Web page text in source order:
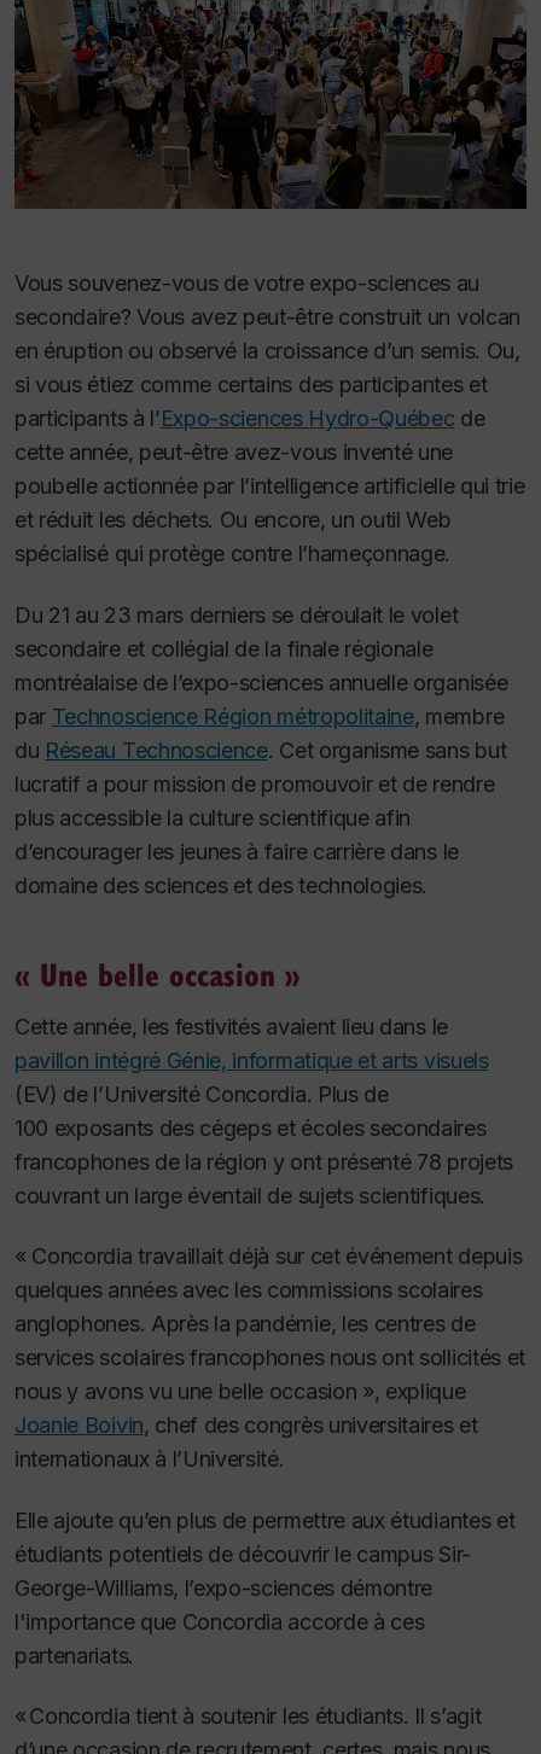
Vous souvenez-vous de votre expo-sciences au
secondaire? Vous avez peut-être construit un volcan
en éruption ou observé la croissance d’un semis. Ou,
si vous étiez comme certains des participantes et
participants à l’Expo-sciences Hydro-Québec de
cette année, peut-être avez-vous inventé une
poubelle actionnée par l’intelligence artificielle qui trie
et réduit les déchets. Ou encore, un outil Web
spécialisé qui protège contre l’hameçonnage.
Du 21 au 23 mars derniers se déroulait le volet
secondaire et collégial de la finale régionale
montréalaise de l’expo-sciences annuelle organisée
par Technoscience Région métropolitaine, membre
du Réseau Technoscience. Cet organisme sans but
lucratif a pour mission de promouvoir et de rendre
plus accessible la culture scientifique afin
d’encourager les jeunes à faire carrière dans le
domaine des sciences et des technologies.
« Une belle occasion »
Cette année, les festivités avaient lieu dans le
pavillon intégré Génie, informatique et arts visuels
(EV) de l’Université Concordia. Plus de
100 exposants des cégeps et écoles secondaires
francophones de la région y ont présenté 78 projets
couvrant un large éventail de sujets scientifiques.
« Concordia travaillait déjà sur cet événement depuis
quelques années avec les commissions scolaires
anglophones. Après la pandémie, les centres de
services scolaires francophones nous ont sollicités et
nous y avons vu une belle occasion », explique
Joanie Boivin, chef des congrès universitaires et
internationaux à l’Université.
Elle ajoute qu’en plus de permettre aux étudiantes et
étudiants potentiels de découvrir le campus Sir-
George-Williams, l’expo-sciences démontre
l'importance que Concordia accorde à ces
partenariats.
« Concordia tient à soutenir les étudiants. Il s’agit